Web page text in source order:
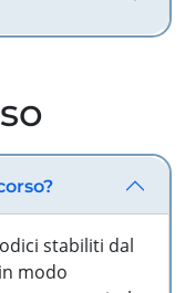
stabiliti dal
modo